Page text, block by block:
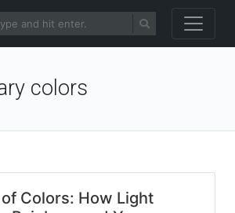
colors
Colors: How Light